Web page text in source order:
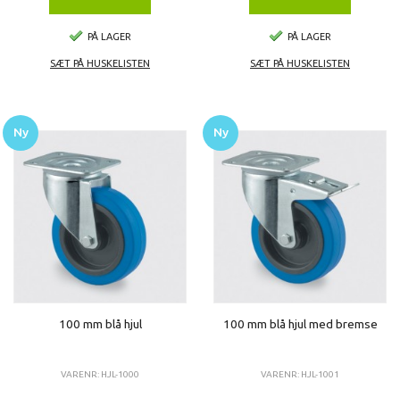
PÅ LAGER
SÆT PÅ HUSKELISTEN
PÅ LAGER
SÆT PÅ HUSKELISTEN
100 mm blå hjul
VARENR: HJL-1000
Ny
100 mm blå hjul med bremse
VARENR: HJL-1001
Ny